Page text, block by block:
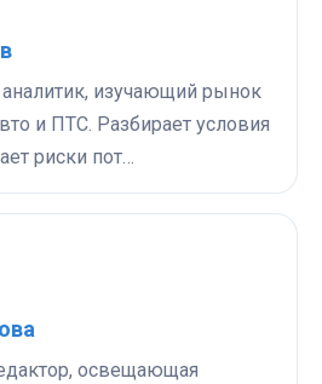
изучающий рынок
и ПТС. Разбирает условия
риски пот…
освещающая